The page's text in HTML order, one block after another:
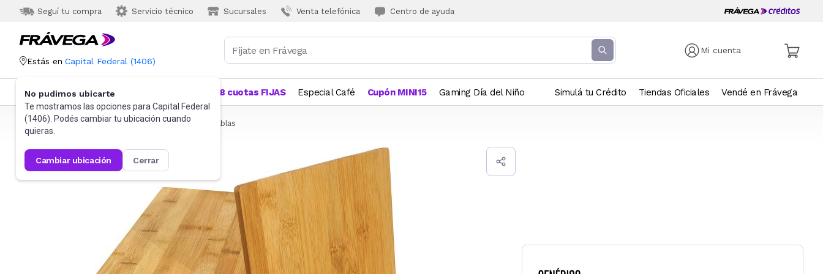
Seguí tu compra Servicio técnico Sucursales Venta telefónica Centro de ayuda
Mi cuenta
Estás en Capital Federal (1406)
No pudimos ubicarte
Te mostramos las opciones para Capital Federal
(1406). Podés cambiar tu ubicación cuando
quieras.
cambiar ubicación cerrar
Categorías Más Vendidos 18 cuotas FIJAS Especial Café Cupón MINI15 Gaming Día del Niño Simulá tu Crédito Tiendas Oficiales Vendé en Frávega
Frávega Hogar Bazar Utensilios de cocina Tablas